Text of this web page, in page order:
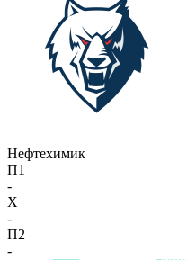
Нефтехимик
П1
-
X
-
П2
-